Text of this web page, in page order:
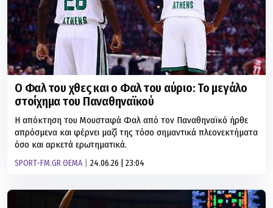
Ο Φαλ του χθες και ο Φαλ του αύριο: Το μεγάλο
στοίχημα του Παναθηναϊκού
Η απόκτηση του Μουσταφά Φαλ από τον Παναθηναϊκό ήρθε
απρόσμενα και φέρνει μαζί της τόσο σημαντικά πλεονεκτήματα
όσο και αρκετά ερωτηματικά.
SPORT-FM.GR ΘΕΜΑ 24.06.26 | 23:04